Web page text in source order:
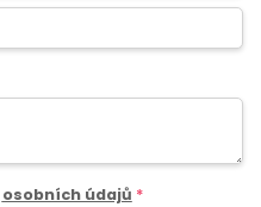
osobních údajů *